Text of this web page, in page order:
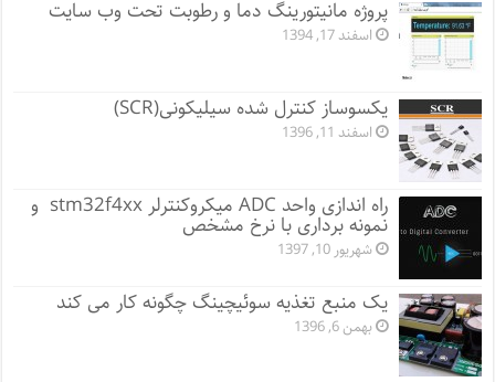
پروژه مانيتورينگ دما و رطوبت تحت وب سایت
اسفند 17, 1394
یکسوساز کنترل شده سیلیکونی(SCR)
اسفند 11, 1396
راه اندازی واحد ADC میکروکنترلر stm32f4xx و
نمونه برداری با نرخ مشخص
شهریور 10, 1397
یک منبع تغذیه سوئیچینگ چگونه کار می کند
بهمن 6, 1396